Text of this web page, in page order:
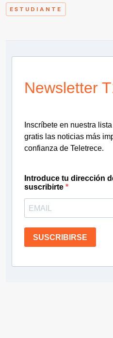
ESTUDIANTE
Newsletter
Inscríbete en nuestra
gratis las noticias más
confianza de Teletrece.
Introduce tu dirección
suscribirte
SUSCRIBIRSE